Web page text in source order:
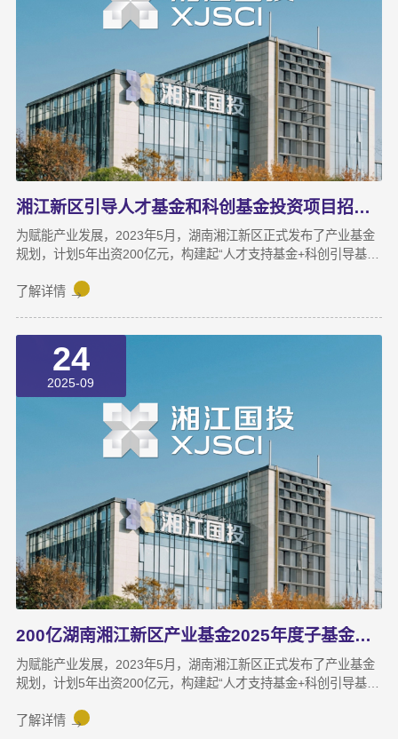
湘江新区引导人才基金和科创基金投资项目招募公告
为赋能产业发展，2023年5月，湖南湘江新区正式发布了产业基金
规划，计划5年出资200亿元，构建起“人才支持基金+科创引导基金
体、覆盖企业全生命周期的产业发展基金体系，并印发了“1（产业
导作用，支持湘江新区产业高质量发展。
了解详情
24
2025-09
200亿湖南湘江新区产业基金2025年度子基金管理机构招募中！
为赋能产业发展，2023年5月，湖南湘江新区正式发布了产业基金
规划，计划5年出资200亿元，构建起“人才支持基金+科创引导基金
体、覆盖企业全生命周期的产业发展基金体系，并印发了“1（产业
了解详情